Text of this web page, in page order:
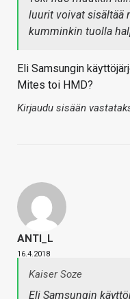
luurit voivat sisältää
kumminkin tuolla
Eli Samsungin
Mites toi HMD?
Kirjaudu sisään
ANTI_L
16.4.2018
Kaiser Soze
Eli Samsungin